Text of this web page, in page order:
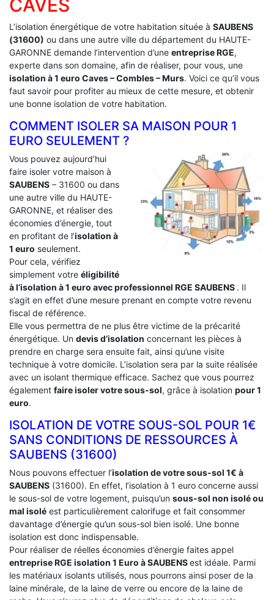
CAVES
L’isolation énergétique de votre habitation située à SAUBENS
(31600) ou dans une autre ville du département du HAUTE-
GARONNE demande l’intervention d’une entreprise RGE,
experte dans son domaine, afin de réaliser, pour vous, une
isolation à 1 euro Caves – Combles – Murs. Voici ce qu’il vous
faut savoir pour profiter au mieux de cette mesure, et obtenir
une bonne isolation de votre habitation.
COMMENT ISOLER SA MAISON POUR 1
EURO SEULEMENT ?
Vous pouvez aujourd’hui
faire isoler votre maison à
SAUBENS – 31600 ou dans
une autre ville du HAUTE-
GARONNE, et réaliser des
économies d’énergie, tout
en profitant de l’isolation à
1 euro seulement.
Pour cela, vérifiez
simplement votre éligibilité
à l’isolation à 1 euro avec professionnel RGE SAUBENS . Il
s’agit en effet d’une mesure prenant en compte votre revenu
fiscal de référence.
Elle vous permettra de ne plus être victime de la précarité
énergétique. Un devis d’isolation concernant les pièces à
prendre en charge sera ensuite fait, ainsi qu’une visite
technique à votre domicile. L’isolation sera par la suite réalisée
avec un isolant thermique efficace. Sachez que vous pourrez
également faire isoler votre sous-sol, grâce à isolation pour 1
euro.
ISOLATION DE VOTRE SOUS-SOL POUR 1€
SANS CONDITIONS DE RESSOURCES À
‎SAUBENS (31600)
Nous pouvons effectuer l’isolation de votre sous-sol 1€ à
SAUBENS (31600). En effet, l’isolation à 1 euro concerne aussi
le sous-sol de votre logement, puisqu’un sous-sol non isolé ou
mal isolé est particulièrement calorifuge et fait consommer
davantage d’énergie qu’un sous-sol bien isolé. Une bonne
isolation est donc indispensable.
Pour réaliser de réelles économies d’énergie faites appel
entreprise RGE isolation 1 Euro à SAUBENSest idéale. Parmi
les matériaux isolants utilisés, nous pourrons ainsi poser de la
laine minérale, de la laine de verre ou encore de la laine de